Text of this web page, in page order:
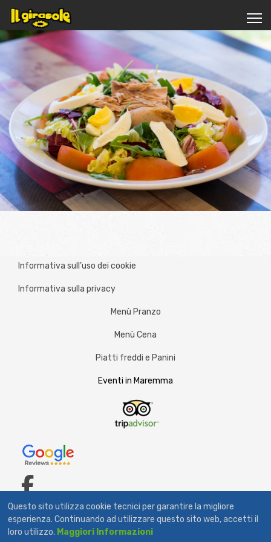
Informativa sull’uso dei cookie
Informativa sulla privacy
Menù Pranzo
Menù Cena
Piatti freddi e Panini
Eventi in Maremma
fab
fa-
© 2026 Bar Tavola Calda Il Girasole. Via Aurelia Km 127 - Capalbio
P.I. 00603860537 - Tel. 0564 890097 All Rights Reserved.
Questo sito utilizza cookie tecnici per garantire la migliore
esperienza. Continuando ad utilizzare questo sito web, accetti il
loro utilizzo. Maggiori Informazioni